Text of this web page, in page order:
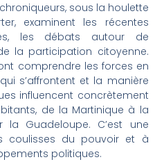
sous la houlette
examinent les récentes
les débats autour de
la participation citoyenne.
comprendre les forces en
s’affrontent et la manière
influencent concrètement
de la Martinique à la
Guadeloupe. C’est une
coulisses du pouvoir et à
politiques.